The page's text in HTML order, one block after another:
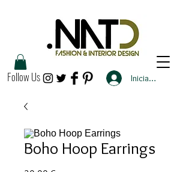
Follow Us Iniciar sesión
Boho Hoop Earrings